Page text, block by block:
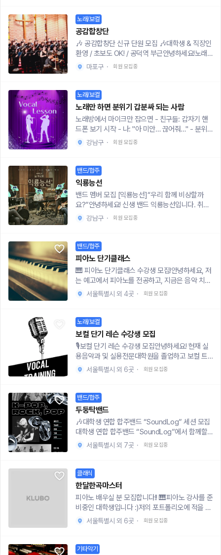
트 곡 연습(1)3회차 기본 8비트 곡 연습(2)4회차
희망곡 연습(1)5회차 희망곡 연습(2)6회차 희망곡
실전 연주 및 영상 촬영⭐️문의⭐️인스타https://ww
w.instagram.com/grum._.drum?igsh=bTRm
m/q/wcLTEM대관비 겸 노쇼방지비만 받고 진행
는 서울 내 연습실 조율 가능이고, 제가 알아봐드립
니다!학원 차리기 전에 후기 받는 게 저에게 큰 도
움이 될 것 같아서, 정성스러운 후기만 좀 남겨주시
면 감사합니다😊
노래/보컬
공감합창단
🎶 공감합창단 신규 단원 모집 🎶대학생 & 직장인
환영 / 초보도 OK! / 공덕역 부근안녕하세요!노래
좋아하세요? 그렇다면 이미 절반은 우리 단원이에
요😉공감합창단은공덕역 근처에서 활동하는 혼성
게, 진심으로 노래를 부르고 있어요!✅ 모집 대상노
래를 사랑하는 모든 분!합창 경험이 있다면 좋고,처
음이어도 전~혀 괜찮아요! (진심!)📌 현재 소프라
노 / 알토 / 베이스 파트만 모집 중입니다.(테너 파
트는 당분간 충원하지 않아요ㅠ 양해 부탁드려요!)
🎤 입단 방법👉 네이버에서 ‘공감합창단’ 검색또
락드릴게요!📺 활동 궁금하신가요?YouTube에서
"공감합창단" 검색하시면우리의 리얼 무대 영상,
다~ 보실 수 있어요!노래 하나로 연결되는 인연,지
금 시작해보지 않으실래요?🎵 진짜 음악 좋아하는
마포구 · 회원 모집중
노래/보컬
노래만 하면 분위기 갑분싸 되는 사람
노래방에서 마이크만 잡으면 - 친구들: 갑자기 핸
드폰 보기 시작 - 나: "아 미안… 끊어줘…" - 분위
기: 얼음판솔직히 이 정도면 자존심 상하잖아요ㅋ
지컬 공연도 경험 있음커리큘럼 (총 3회 수업) 1회:
개인 테스트 + 발성 구조 2회: 호흡법 배우고 나도
모르게 목 편해짐 3회: 내 음색 찾고 감동함 (찐임)
수업료는 없고, 연습실 대관비 5천원만 있어요 (노
쇼 방지용 / 상업 목적 아님) 위치는 2호선 신림~홍
대 쪽※ 신청자 많으면 면접 볼 수도 있음신청 링크
궁금하면 블로그 참고 👉 https://m.blog.naver.
com/vocalkinggogo노래로 자존감 바닥이었던
나, 지금은 친구들이 “너 한 곡만 해줘”라고 함ㅋ
ㅋ 진짜 바뀌고 싶으면 한 번 해봐요
강남구 · 회원 모집중
밴드/합주
익룡능선
밴드 멤버 모집 [익룡능선]“우리 함께 비상할까
요?”안녕하세요! 신생 밴드 익룡능선입니다. 취미
가 없던 사람도, 무대가 꿈이었던 사람도,“나도 한
번 해볼까?” 그 마음 하나면 충분합니다.저희는 실
보다 진지하게 연습하긴 해요 😎가볍게 시작해서,
우리만의 음악, 우리만의 추억을 만들어가요!* 저
희 밴드는 대학생 의해 자치적으로 운영되며 모든
정치/종교/시민단체와 무관합니다.:: 모집대상 ::-
음악과 밴드에 관심 있는 분- 악기 못 다뤄도 환영!
(천천히 함께 배워요)- 신입/초보/경험자 모두 OK
로 지원해주세요 :)- 보컬 (실력에 따라 메인보컬
가능!)- 기타 (경우에 따라 베이스로 조정 가능)-
베이스 (진심으로 찾고 있어요…!)- 키보드- 드럼::
활동내용 ::- 주 1회 정기 연습 (요일 협의)- 장르
회 참여 가능 (희망 시 + 실력 가능 시)- 가벼운 모
👉 지원합니다!라고 주시면 지원양식 드릴게요:)
📱 오픈채팅 링크: https://open.kakao.com/o/
sd53KFcg:: 인스타 팔로우 ::https://www.insta
gram.com/ikryong_band?igsh=cDQ3MzJxZ
GFtZXZp&utm_source=qr익룡능선과 함께라
면누구나 주인공이 될 수 있어요!처음부터 천천히,
강남구 · 회원 모집중
밴드/합주
피아노 단기클래스
🎹 피아노 단기클래스 수강생 모집!안녕하세요, 저
는 예고에서 피아노를 전공하고, 지금은 음악 치료
사를 준비중입니다. 음악 치료사가 되려고 보니, 음
니다.저는 제 특기를 살려 이 덕목을 준비하고 경험
하고자 바로 피아노 단기클래스를 진행중에 있습
니다. 음악을 듣는 것보다 음악을 연주하는게 감정
표현에 더욱 효과적이며, 우리가 가장 친숙하게 연
주할 수 있는 악기가 피아노거든요. 초보자 경력자
를 막론하고 피아노로 감정을 실은 연주를 경험할
신 분- 피아노를 시작할 엄두가 안나시는 분(레슨
경험 없으신분도 환영!)- 한 곡을 내가 만족할 정도
로 진짜 '연주' 해보고 싶은 분🔲 수업 방법총 6회
로, 6주에 걸쳐서 진행하는 클래스입니다. 1:1로 진
행되며, 한 회당 1시간 진행 예정입니다. 레슨 후 추
가 과제(피아노 연습 과제)도 부여됩니다.피아노는
아래는 예시로, 피아노 3년 치셨다가 근 10년을 안
쳤던 제 수강생의 'summer 완성' 커리큘럼입니다.
1주 차 : 악보 음표와 피아노 건반 매칭 훈련/올바
른 손 모양으로 C스케일 연습2주 차 : 오른손 멜로
디 숙지 훈련(A파트)/옥타브 타건 훈련/왼손 주요
4개코드 숙지3주 차 : 메트로놈을 이용한 오른손
닉, 왼손-힘 빼고 화음 치기)5주 차 : B파트 양손
서울특별시 외 4곳 · 회원 모집중
노래/보컬
보컬 단기 레슨 수강생 모집
🎙️보컬 단기 레슨 수강생 모집안녕하세요! 현재 실
용음악과 및 실용전문대학원을 졸업하고 보컬 트
레이닝 및 발성 교정 전문 학원 창업을 준비 중인
레이닝 및 발성 교정에 맞는 새로운 커리큘럼을 가
르쳐 드리고자 레슨 체험단을 모집하고 있습니다!
누구에게나 적용 가능한 효과적인 원포인트 단기
레슨 커리큘럼을 쉽고 간단하게 코칭해 드릴 수 있
도록, 커리큘럼을 제작 중에 있어요 :)✋🏻목 아프지
않게 노래를 잘 부르시고 싶으신 분!✋🏻보컬 호흡
보시고 싶으신 분!✋🏻면접 및 스피치 연습에 필요
한 발성 배우고 싶으신 분!보컬 트레이닝을 통해 나
만의 개성 있는 목소리를 찾아드리겠습니다✨▪️모
집 기간6월 10일부터 7월 14일까지(5주간 모집
예정)** 티오가 차게 되면 조기 마감될 수 있습니
다!▪️모집 대상서울 경기권 거주 20대분들(06~98
레이너가 1명이다 보니 한 달에 4~5명씩 선착순으
서울특별시 외 6곳 · 회원 모집중
밴드/합주
두둥탁밴드
🎶대학생 연합 합주밴드 “SoundLog” 세션 모집
대학생 연합 합주밴드 “SoundLog”에서 함께할
세션을 추가 모집합니다❗️“SoundLog”는 소리로
한 장르의 음악을 연주하며, 다양한 합주 촬영, 향
후 공연도 계획하고 있습니다. 초보자 위주 구성과
합주를 하며 쌓는 즐거움을 중요시 하기에 부담 없
이 참여하실 수 있습니다!▶️ 활동내용 및 계획• 매
달 1곡 완곡을 목표로 연습 및 합주• 연습 과정 영
상 촬영 예정• 멤버 간 악기 교류 및 다양한 악기
• 팀원 간 번개모임📌 모집대상• 서울권 활동 가능
서울특별시 외 7곳 · 회원 모집중
클래식
한달한곡마스터
피아노 배우실 분 모집합니다!! 🎹피아노 강사를 준
비중인 대학생입니다 :)저의 포트폴리오에 적을 경
력을 위해서 짧게나마 레슨을 진행합니다!아예 할
지 말고 지원해주세요🥹!!🎵운영안내🎵•레슨 기
서울특별시 외 6곳 · 회원 모집중
기타악기